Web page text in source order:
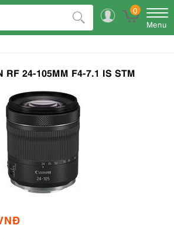
0
Menu
RF 24-105MM F4-7.1 IS STM